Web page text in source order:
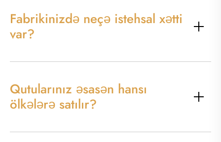
Fabrikinizdə neçə istehsal xətti
var?
Qutularınız əsasən hansı
ölkələrə satılır?